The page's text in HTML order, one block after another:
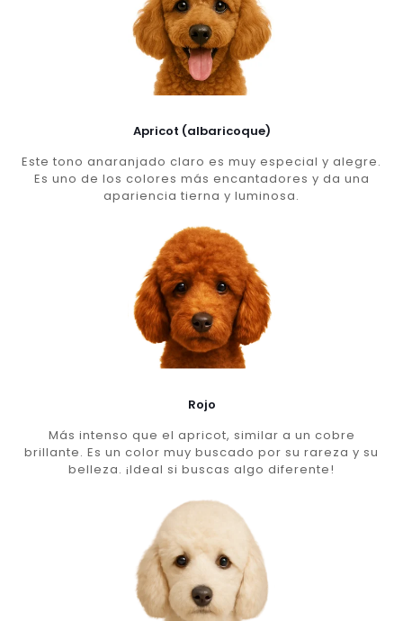
Apricot (albaricoque)
Este tono anaranjado claro es muy especial y alegre.
Es uno de los colores más encantadores y da una
apariencia tierna y luminosa.
Rojo
Más intenso que el apricot, similar a un cobre
brillante. Es un color muy buscado por su rareza y su
belleza. ¡Ideal si buscas algo diferente!